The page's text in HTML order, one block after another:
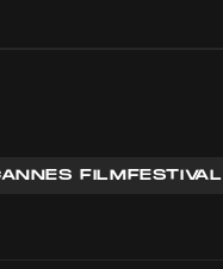
FILMFESTIVAL